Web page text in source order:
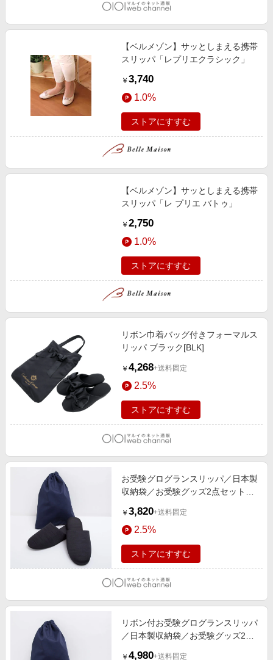
【ベルメゾン】サッとしまえる携帯
スリッパ「レプリエクラシック」
￥ 3,740
1.0%
ストアにすすむ
【ベルメゾン】サッとしまえる携帯
スリッパ「レ プリエ バトゥ」
￥ 2,750
1.0%
ストアにすすむ
リボン巾着バッグ付きフォーマルス
リッパ ブラック[BLK]
￥ 4,268+送料固定
2.5%
ストアにすすむ
お受験グログランスリッパ／日本製
収納袋／お受験グッズ2点セット／
￥ 3,820+送料固定
2.5%
ストアにすすむ
リボン付お受験グログランスリッパ
／日本製収納袋／お受験グッズ2点
￥ 4,980+送料固定